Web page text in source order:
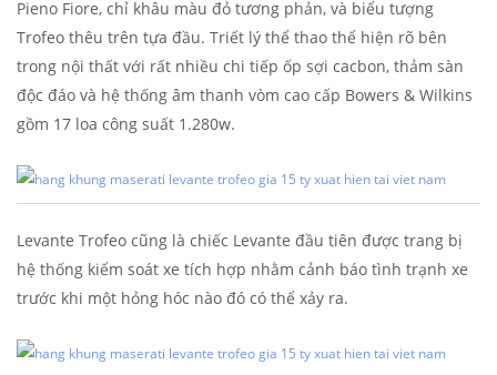
Pieno Fiore, chỉ khâu màu đỏ tương phản, và biểu tượng
Trofeo thêu trên tựa đầu. Triết lý thể thao thể hiện rõ bên
trong nội thất với rất nhiều chi tiếp ốp sợi cacbon, thảm sàn
độc đáo và hệ thống âm thanh vòm cao cấp Bowers & Wilkins
gồm 17 loa công suất 1.280w.
Levante Trofeo cũng là chiếc Levante đầu tiên được trang bị
hệ thống kiểm soát xe tích hợp nhằm cảnh báo tình trạnh xe
trước khi một hỏng hóc nào đó có thể xảy ra.